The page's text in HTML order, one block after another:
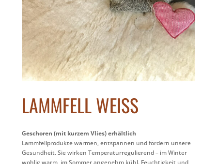
LAMMFELL WEISS
Geschoren (mit kurzem Vlies) erhältlich
Lammfellprodukte wärmen, entspannen und fördern unsere
Gesundheit. Sie wirken Temperaturregulierend – im Winter
wohlig warm, im Sommer angenehm kühl. Feuchtigkeit und